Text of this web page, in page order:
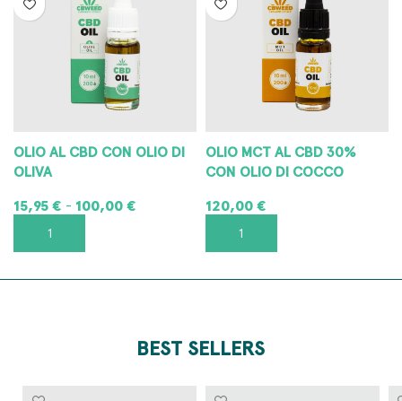
OLIO AL CBD CON OLIO DI
OLIVA
15,95€ - 100,00€
SCEGLI
OLIO MCT AL CBD 30%
CON OLIO DI COCCO
120,00€
AGGIUNGI AL CARRELLO
BEST SELLERS